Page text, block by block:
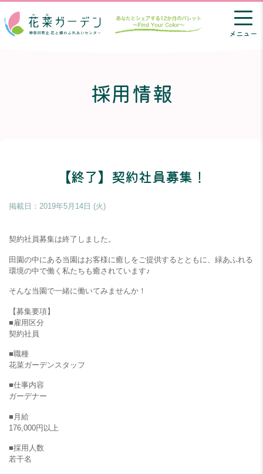
メニュー
採用情報
【終了】契約社員募集！
掲載日：2019年5月14日 (火)
契約社員募集は終了しました。
田園の中にある当園はお客様に癒しをご提供するとともに、緑あふれる
環境の中で働く私たちも癒されています♪
そんな当園で一緒に働いてみませんか！
【募集要項】
■雇用区分
契約社員
■職種
花菜ガーデンスタッフ
■仕事内容
ガーデナー
■月給
176,000円以上
■採用人数
若干名